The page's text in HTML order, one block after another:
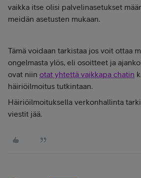
vaikka itse olisi palvelinasetukset
meidän asetusten mukaan.
Tämä voidaan tarkistaa jos voit ottaa
ongelmasta ylös, eli osoitteet ja
ovat niin otat yhtettä vaikkapa chatin
häiriöilmoitus tutkintaan.
Häiriöilmoituksella verkonhallinta
viestit jää.